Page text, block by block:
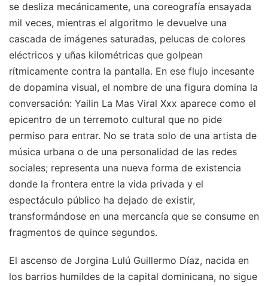
se desliza mecánicamente, una coreografía ensayada
mil veces, mientras el algoritmo le devuelve una
cascada de imágenes saturadas, pelucas de colores
eléctricos y uñas kilométricas que golpean
rítmicamente contra la pantalla. En ese flujo incesante
de dopamina visual, el nombre de una figura domina la
conversación: Yailin La Mas Viral Xxx aparece como el
epicentro de un terremoto cultural que no pide
permiso para entrar. No se trata solo de una artista de
música urbana o de una personalidad de las redes
sociales; representa una nueva forma de existencia
donde la frontera entre la vida privada y el
espectáculo público ha dejado de existir,
transformándose en una mercancía que se consume en
fragmentos de quince segundos.
El ascenso de Jorgina Lulú Guillermo Díaz, nacida en
los barrios humildes de la capital dominicana, no sigue